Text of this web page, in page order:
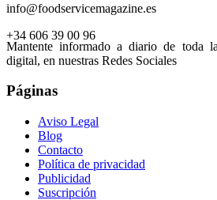
info@foodservicemagazine.es
+34 606 39 00 96
Mantente informado a diario de toda
digital, en nuestras Redes Sociales
Páginas
Aviso Legal
Blog
Contacto
Política de privacidad
Publicidad
Suscripción